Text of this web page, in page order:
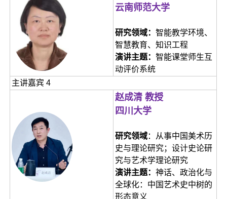
云南师范大学
研究领域：智能教学环境、
智慧教育、知识工程
演讲主题：智能课堂师生互
动评价系统
主讲嘉宾 4
赵成清 教授
四川大学
研究领域：从事中国美术历
史与理论研究；设计史论研
究与艺术学理论研究
演讲主题：神话、政治化与
全球化：中国艺术史中树的
形态意义